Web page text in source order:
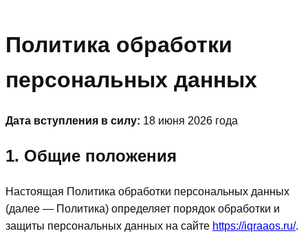
Политика обработки
персональных данных
Дата вступления в силу: 18 июня 2026 года
1. Общие положения
Настоящая Политика обработки персональных данных
(далее — Политика) определяет порядок обработки и
защиты персональных данных на сайте https://iqraaos.ru/.